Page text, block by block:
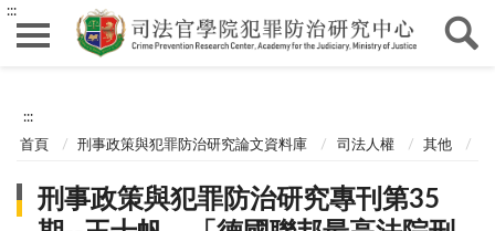
:::
:::
首頁 刑事政策與犯罪防治研究論文資料庫 司法人權 其他
刑事政策與犯罪防治研究專刊第35